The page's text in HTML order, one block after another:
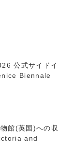
公式サイドイ
Biennale
館(英国)への収
and